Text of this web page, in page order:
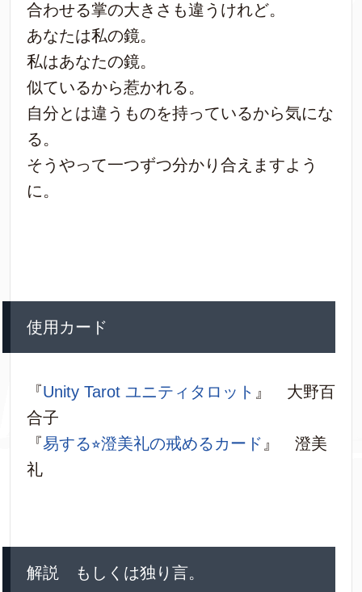
合わせる掌の大きさも違うけれど。
あなたは私の鏡。
私はあなたの鏡。
似ているから惹かれる。
自分とは違うものを持っているから気にな
る。
そうやって一つずつ分かり合えますよう
に。
使用カード
『Unity Tarot ユニティタロット 』 大野百
合子
『易する⭐︎澄美礼の戒めるカード 』 澄美
礼
解説 もしくは独り言。